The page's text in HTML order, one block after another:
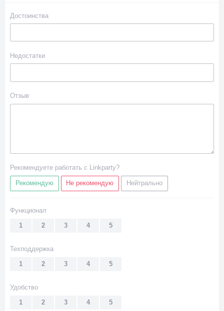
Достоинства
Недостатки
Отзыв
Рекомендуете работать с Linkparty?
Рекомендую Не рекомендую Нейтрально
Функционал
5
4
3
2
1
Техподдержка
5
4
3
2
1
Удобство
5
4
3
2
1